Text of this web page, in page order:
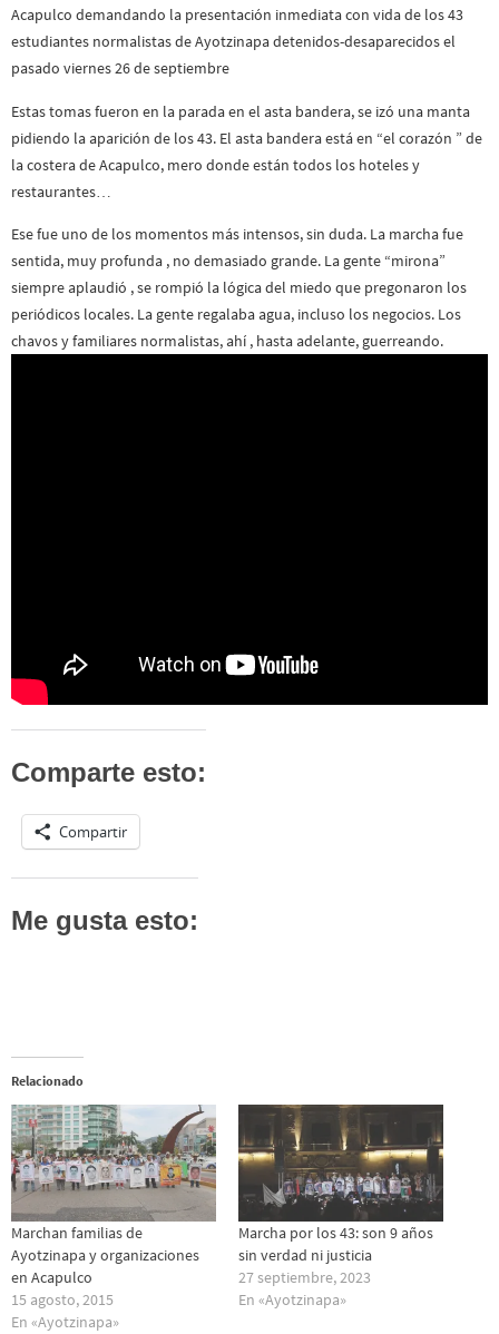
Acapulco demandando la presentación inmediata con vida de los 43
estudiantes normalistas de Ayotzinapa detenidos-desaparecidos el
pasado viernes 26 de septiembre
Estas tomas fueron en la parada en el asta bandera, se izó una manta
pidiendo la aparición de los 43. El asta bandera está en “el corazón ” de
la costera de Acapulco, mero donde están todos los hoteles y
restaurantes…
Ese fue uno de los momentos más intensos, sin duda. La marcha fue
sentida, muy profunda , no demasiado grande. La gente “mirona”
siempre aplaudió , se rompió la lógica del miedo que pregonaron los
periódicos locales. La gente regalaba agua, incluso los negocios. Los
chavos y familiares normalistas, ahí , hasta adelante, guerreando.
Comparte esto:
Compartir
Me gusta esto:
Relacionado
Marchan familias de
Ayotzinapa y organizaciones
en Acapulco
15 agosto, 2015
En «Ayotzinapa»
Marcha por los 43: son 9 años
sin verdad ni justicia
27 septiembre, 2023
En «Ayotzinapa»